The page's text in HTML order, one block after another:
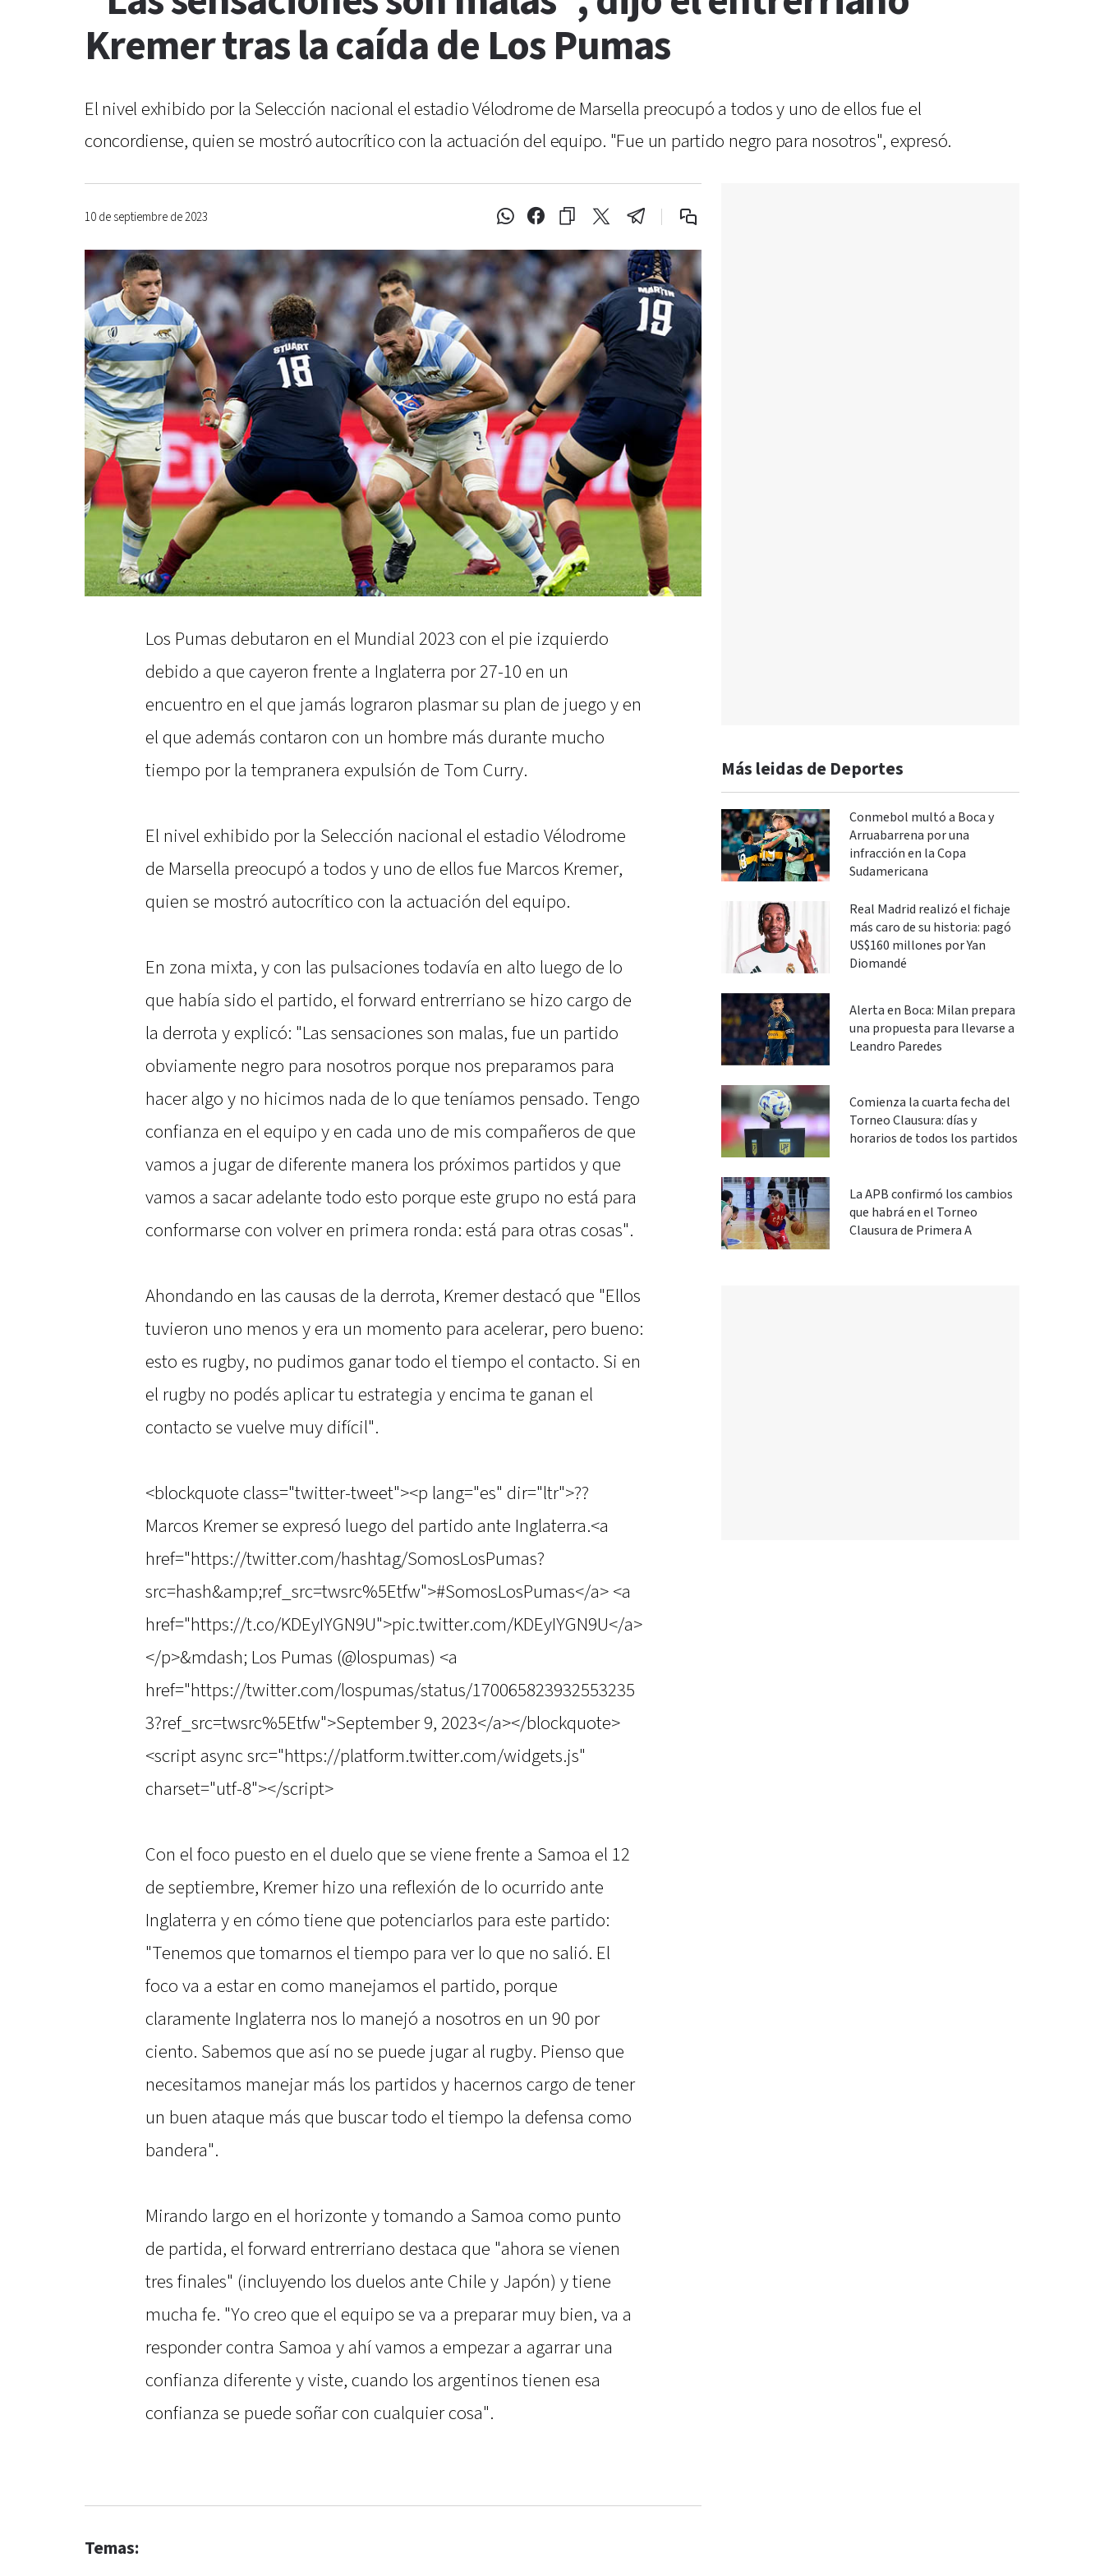
Kremer tras la caída de Los Pumas
El nivel exhibido por la Selección nacional el estadio Vélodrome de Marsella preocupó a todos y uno de ellos fue el
concordiense, quien se mostró autocrítico con la actuación del equipo. "Fue un partido negro para nosotros", expresó.
10 de septiembre de 2023
Los Pumas debutaron en el Mundial 2023 con el pie izquierdo
debido a que cayeron frente a Inglaterra por 27-10 en un
encuentro en el que jamás lograron plasmar su plan de juego y en
el que además contaron con un hombre más durante mucho
tiempo por la tempranera expulsión de Tom Curry.
El nivel exhibido por la Selección nacional el estadio Vélodrome
de Marsella preocupó a todos y uno de ellos fue Marcos Kremer,
quien se mostró autocrítico con la actuación del equipo.
En zona mixta, y con las pulsaciones todavía en alto luego de lo
que había sido el partido, el forward entrerriano se hizo cargo de
la derrota y explicó: "Las sensaciones son malas, fue un partido
obviamente negro para nosotros porque nos preparamos para
hacer algo y no hicimos nada de lo que teníamos pensado. Tengo
confianza en el equipo y en cada uno de mis compañeros de que
vamos a jugar de diferente manera los próximos partidos y que
vamos a sacar adelante todo esto porque este grupo no está para
conformarse con volver en primera ronda: está para otras cosas".
Ahondando en las causas de la derrota, Kremer destacó que "Ellos
tuvieron uno menos y era un momento para acelerar, pero bueno:
esto es rugby, no pudimos ganar todo el tiempo el contacto. Si en
el rugby no podés aplicar tu estrategia y encima te ganan el
contacto se vuelve muy difícil".
<blockquote class="twitter-tweet"><p lang="es" dir="ltr">??
Marcos Kremer se expresó luego del partido ante Inglaterra.<a
href="https://twitter.com/hashtag/SomosLosPumas?
src=hash&amp;ref_src=twsrc%5Etfw">#SomosLosPumas</a> <a
href="https://t.co/KDEyIYGN9U">pic.twitter.com/KDEyIYGN9U</a>
</p>&mdash; Los Pumas (@lospumas) <a
href="https://twitter.com/lospumas/status/170065823932553235
3?ref_src=twsrc%5Etfw">September 9, 2023</a></blockquote>
<script async src="https://platform.twitter.com/widgets.js"
charset="utf-8"></script>
Con el foco puesto en el duelo que se viene frente a Samoa el 12
de septiembre, Kremer hizo una reflexión de lo ocurrido ante
Inglaterra y en cómo tiene que potenciarlos para este partido:
"Tenemos que tomarnos el tiempo para ver lo que no salió. El
foco va a estar en como manejamos el partido, porque
claramente Inglaterra nos lo manejó a nosotros en un 90 por
ciento. Sabemos que así no se puede jugar al rugby. Pienso que
necesitamos manejar más los partidos y hacernos cargo de tener
un buen ataque más que buscar todo el tiempo la defensa como
bandera".
Mirando largo en el horizonte y tomando a Samoa como punto
de partida, el forward entrerriano destaca que "ahora se vienen
tres finales" (incluyendo los duelos ante Chile y Japón) y tiene
mucha fe. "Yo creo que el equipo se va a preparar muy bien, va a
responder contra Samoa y ahí vamos a empezar a agarrar una
confianza diferente y viste, cuando los argentinos tienen esa
confianza se puede soñar con cualquier cosa".
Temas:
Más leidas de Deportes
Conmebol multó a Boca y
Arruabarrena por una
infracción en la Copa
Sudamericana
Real Madrid realizó el fichaje
más caro de su historia: pagó
US$160 millones por Yan
Diomandé
Alerta en Boca: Milan prepara
una propuesta para llevarse a
Leandro Paredes
Comienza la cuarta fecha del
Torneo Clausura: días y
horarios de todos los partidos
La APB confirmó los cambios
que habrá en el Torneo
Clausura de Primera A